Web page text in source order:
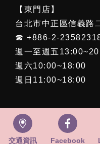
【東門店】
台北市中正區信義路
☎ +886-2-
週一至週五
週六10:00~18:00
週日11:00~18:00
Copyright ©
交通資訊
Facebook